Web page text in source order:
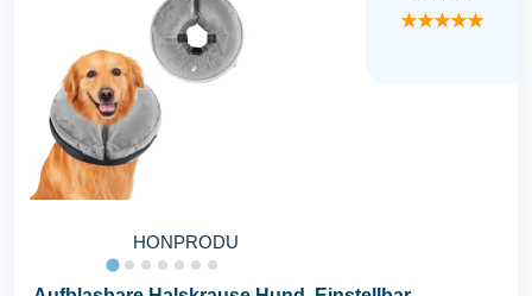
HONPRODU
★★★★★